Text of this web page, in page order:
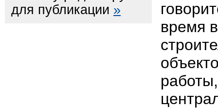
для публикации »
время